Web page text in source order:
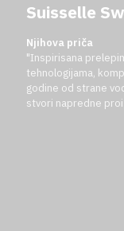
Suisselle
Njihova priča
"Inspirisana
tehnologijama,
godine od strane
stvori napredne